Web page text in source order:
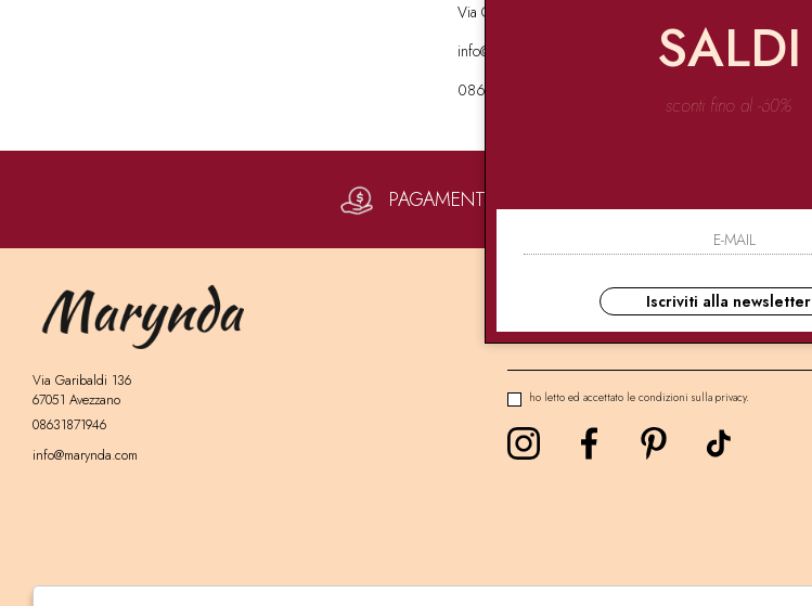
Via Garibaldi 136 67051 Avezzano
info@marynda.com
08631871946
PAGAMENTI SICURI
Via Garibaldi 136
67051 Avezzano
08631871946
info@marynda.com
NEWSLETTER
ho letto ed accettato le condizioni sulla privacy.
SALDI
sconti fino al -60%
Iscriviti alla newsletter